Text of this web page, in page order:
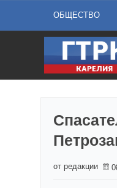
ОБЩЕСТВО
от редакции